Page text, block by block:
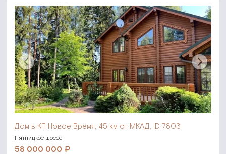
Дом в КП Новое Время, 45 км от МКАД, ID 7803
Пятницкое шоссе
58 000 000